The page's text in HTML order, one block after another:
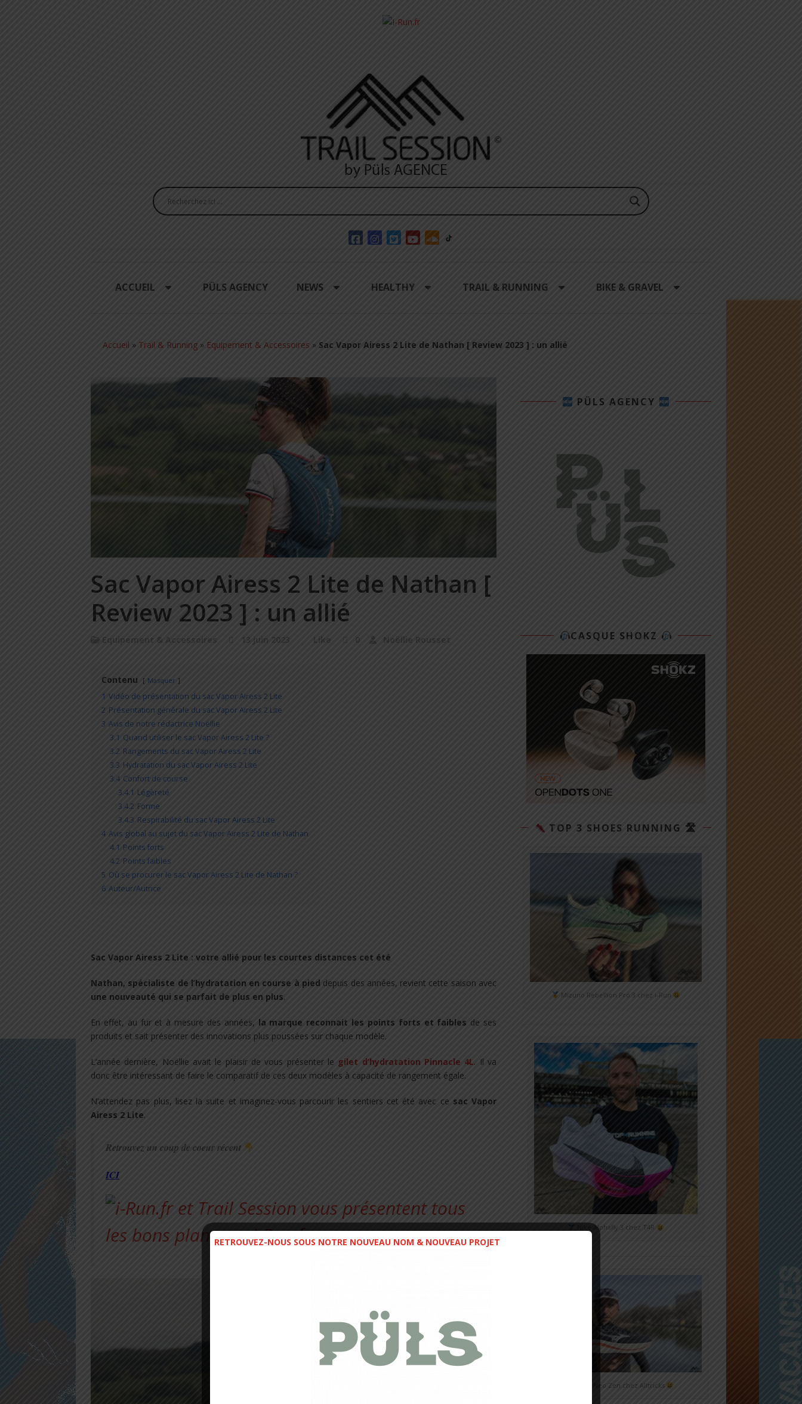
ACCUEIL PÜLS AGENCY NEWS HEALTHY TRAIL & RUNNING BIKE & GRAVEL
Accueil » Trail & Running » Equipement & Accessoires » Sac Vapor Airess 2 Lite de Nathan [ Review 2023 ] : un allié
Sac Vapor Airess 2 Lite de Nathan [
Review 2023 ] : un allié
Equipement & Accessoires 13 juin 2023 Like 0 Noëllie Rousset
Contenu Masquer
1 Vidéo de présentation du sac Vapor Airess 2 Lite
2 Présentation générale du sac Vapor Airess 2 Lite
3 Avis de notre rédactrice Noëllie
3.1 Quand utiliser le sac Vapor Airess 2 Lite ?
3.2 Rangements du sac Vapor Airess 2 Lite
3.3 Hydratation du sac Vapor Airess 2 Lite
3.4 Confort de course
3.4.1 Légèreté
3.4.2 Forme
3.4.3 Respirabilité du sac Vapor Airess 2 Lite
4 Avis global au sujet du sac Vapor Airess 2 Lite de Nathan
4.1 Points forts
4.2 Points faibles
5 Où se procurer le sac Vapor Airess 2 Lite de Nathan ?
6 Auteur/Autrice
Sac Vapor Airess 2 Lite : votre allié pour les courtes distances cet été
Nathan, spécialiste de l’hydratation en course à pied depuis des années, revient cette saison avec
une nouveauté qui se parfait de plus en plus.
En effet, au fur et à mesure des années, la marque reconnait les points forts et faibles de ses
produits et sait présenter des innovations plus poussées sur chaque modèle.
L’année dernière, Noëllie avait le plaisir de vous présenter le gilet d’hydratation Pinnacle 4L. Il va
donc être intéressant de faire le comparatif de ces deux modèles à capacité de rangement égale.
N’attendez pas plus, lisez la suite et imaginez-vous parcourir les sentiers cet été avec ce sac Vapor
Airess 2 Lite.
Retrouvez un coup de coeur récent
ICI
PÜLS AGENCY
CASQUE SHOKZ
TOP 3 SHOES RUNNING 🛣
Mizuno Rebellion Pro 3 chez i-Run
Nike Alphafly 3 chez T4R
Mizuno Neo Zen chez Alltricks
RETROUVEZ-NOUS SOUS NOTRE NOUVEAU NOM & NOUVEAU PROJET